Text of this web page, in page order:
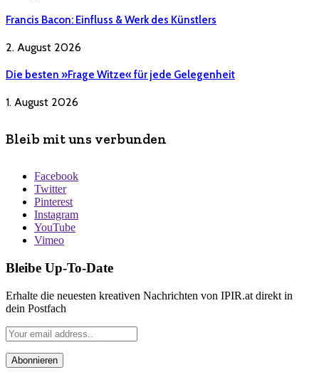
Francis Bacon: Einfluss & Werk des Künstlers
2. August 2026
Die besten »Frage Witze« für jede Gelegenheit
1. August 2026
Bleib mit uns verbunden
Facebook
Twitter
Pinterest
Instagram
YouTube
Vimeo
Bleibe Up-To-Date
Erhalte die neuesten kreativen Nachrichten von IPIR.at direkt in
dein Postfach